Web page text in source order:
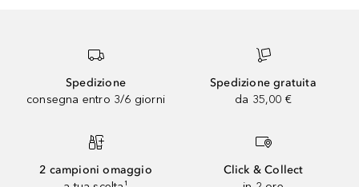
Spedizione
consegna entro 3/6 giorni
Spedizione gratuita
da 35,00 €
2 campioni omaggio
Click & Collect